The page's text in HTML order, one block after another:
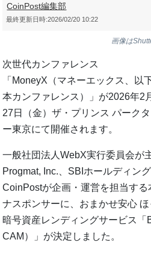
CoinPost編集部
最終更新日時:2026/02/20 10:22
画像は
次世代カンファレンス
「MoneyX（マネーエックス、以
本カンファレンス）」が2026年2
27日（金）ザ・プリンス パークタ
ー東京にて開催されます。
一般社団法人WebX実行委員会が
Progmat, Inc.、SBIホールディン
CoinPostが企画・運営を担当す
ナスポンサーに、おまかせ安心
暗号資産レンディングサービス
CAM）」が決定しました。